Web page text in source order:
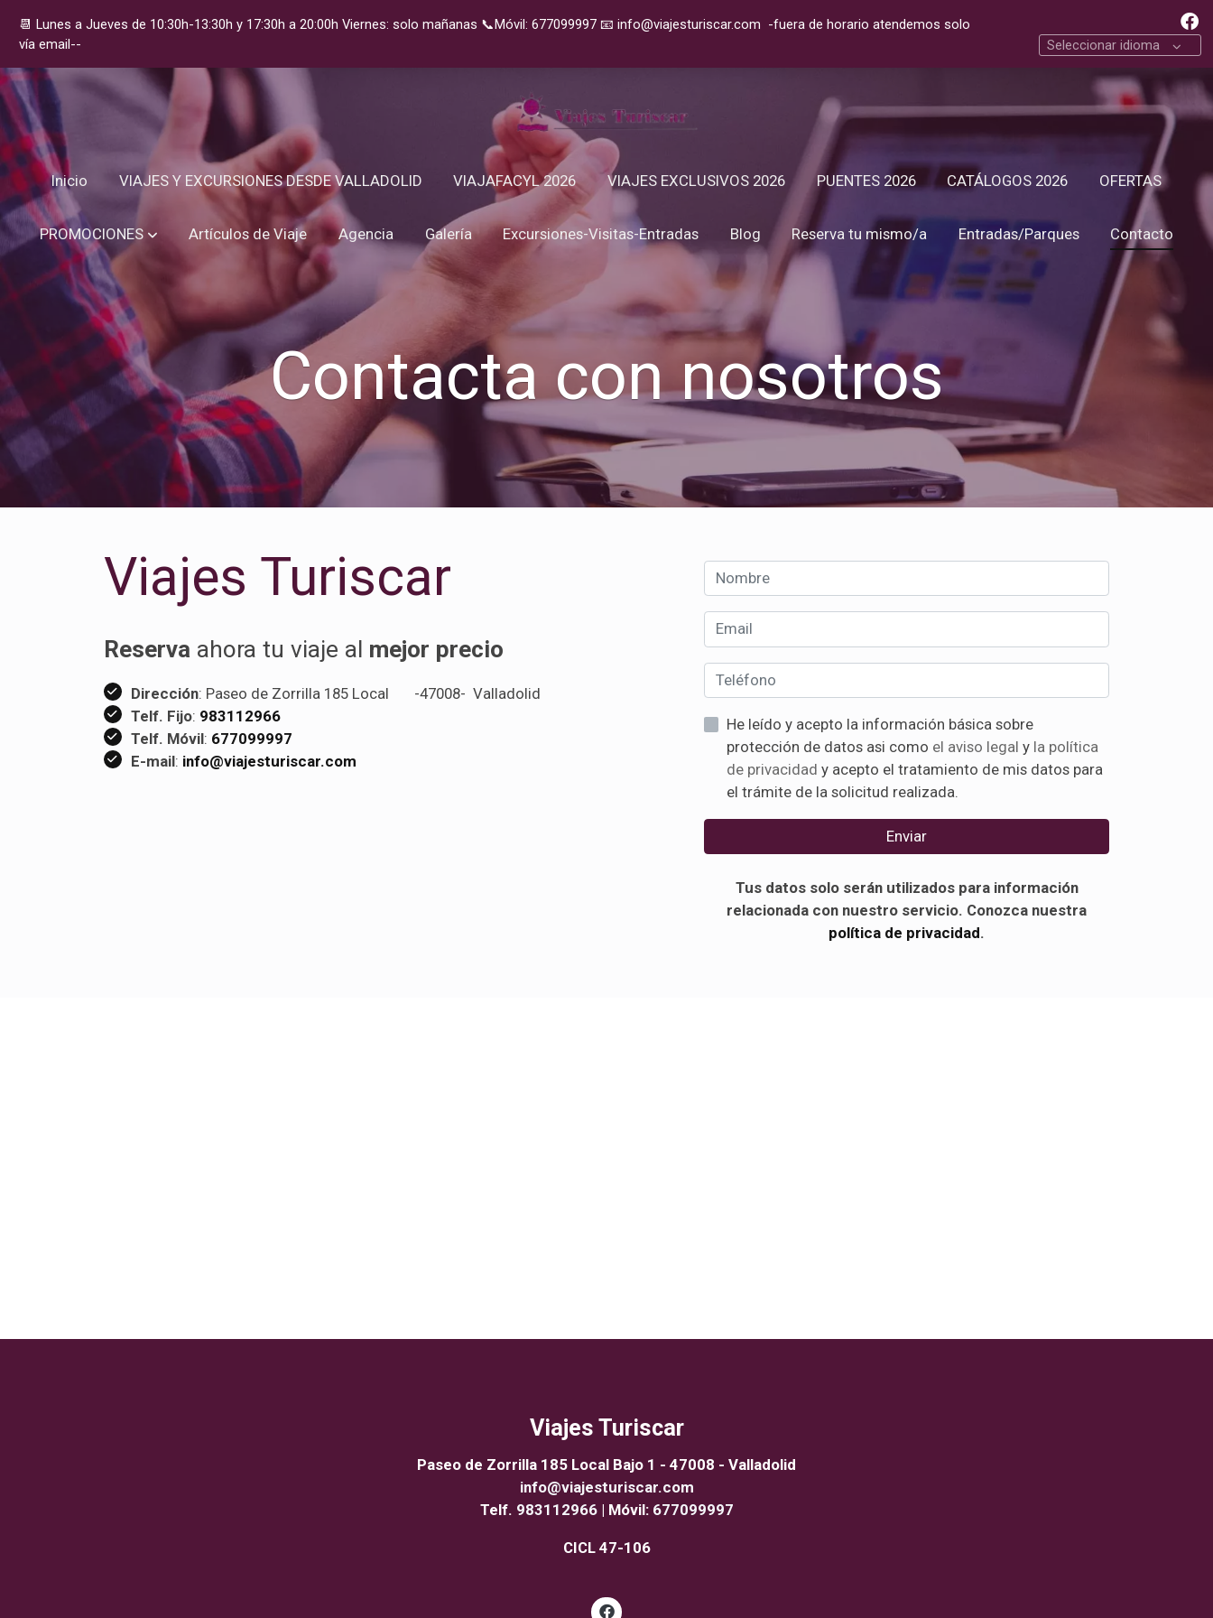
📆 Lunes a Jueves de 10:30h-13:30h y 17:30h a 20:00h Viernes: solo mañanas 📞Móvil: 677099997 📧 info@viajesturiscar.com -fuera de horario atendemos solo
vía email--
Seleccionar idioma
Inicio VIAJES Y EXCURSIONES DESDE VALLADOLID VIAJAFACYL 2026 VIAJES EXCLUSIVOS 2026 PUENTES 2026 CATÁLOGOS 2026 OFERTAS
PROMOCIONES Artículos de Viaje Agencia Galería Excursiones-Visitas-Entradas Blog Reserva tu mismo/a Entradas/Parques Contacto
Contacta con nosotros
Viajes Turiscar
Reserva ahora tu viaje al mejor precio
Dirección: Paseo de Zorrilla 185 Local -47008- Valladolid
Telf. Fijo: 983112966
Telf. Móvil: 677099997
E-mail: info@viajesturiscar.com
He leído y acepto la información básica sobre
protección de datos asi como el aviso legal y la política
de privacidad y acepto el tratamiento de mis datos para
el trámite de la solicitud realizada.
Enviar
Tus datos solo serán utilizados para información
relacionada con nuestro servicio. Conozca nuestra
política de privacidad.
Viajes Turiscar
Paseo de Zorrilla 185 Local Bajo 1 - 47008 - Valladolid
info@viajesturiscar.com
Telf. 983112966| Móvil: 677099997
CICL 47-106